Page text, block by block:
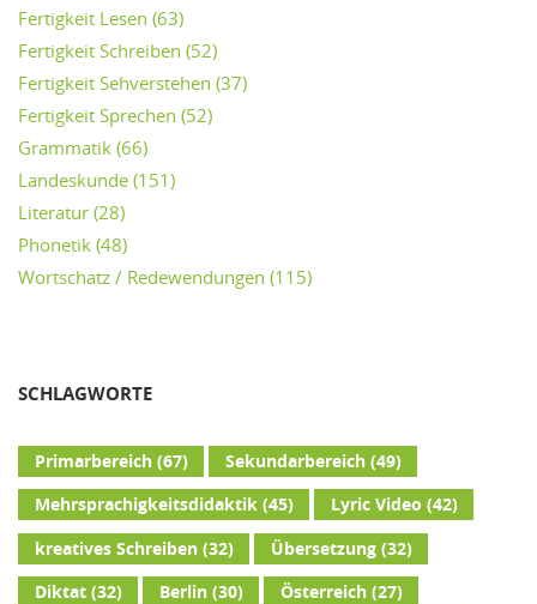
Fertigkeit Lesen (63)
Fertigkeit Schreiben (52)
Fertigkeit Sehverstehen (37)
Fertigkeit Sprechen (52)
Grammatik (66)
Landeskunde (151)
Literatur (28)
Phonetik (48)
Wortschatz / Redewendungen (115)
SCHLAGWORTE
Primarbereich(67) Sekundarbereich(49)
Mehrsprachigkeitsdidaktik(45) Lyric Video (42)
kreatives Schreiben(32) Übersetzung(32)
Diktat(32) Berlin(30) Österreich(27)